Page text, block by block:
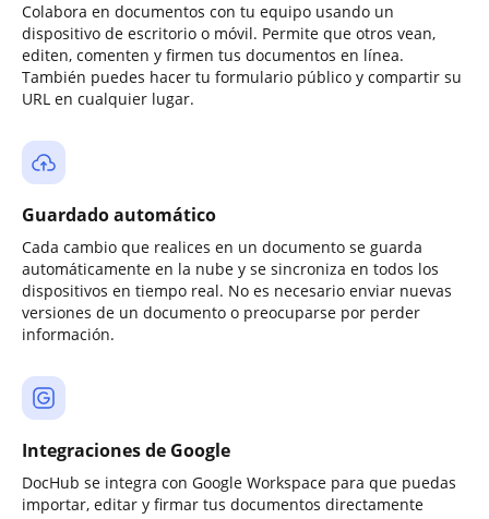
Colabora en documentos con tu equipo usando un
dispositivo de escritorio o móvil. Permite que otros vean,
editen, comenten y firmen tus documentos en línea.
También puedes hacer tu formulario público y compartir su
URL en cualquier lugar.
Guardado automático
Cada cambio que realices en un documento se guarda
automáticamente en la nube y se sincroniza en todos los
dispositivos en tiempo real. No es necesario enviar nuevas
versiones de un documento o preocuparse por perder
información.
Integraciones de Google
DocHub se integra con Google Workspace para que puedas
importar, editar y firmar tus documentos directamente